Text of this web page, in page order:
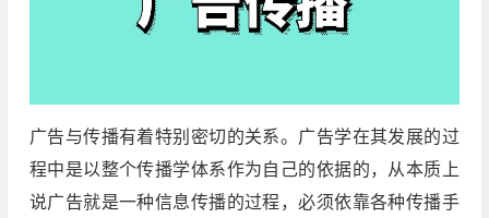
广告与传播有着特别密切的关系。广告学在其发展的过
程中是以整个传播学体系作为自己的依据的，从本质上
说广告就是一种信息传播的过程，必须依靠各种传播手